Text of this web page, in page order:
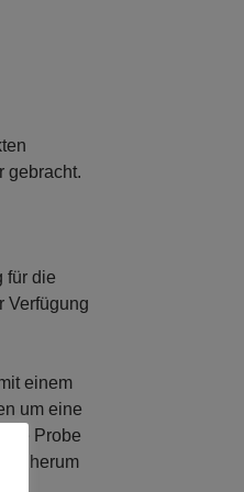
gebracht.
für die
Verfügung
einem
um eine
Probe
herum